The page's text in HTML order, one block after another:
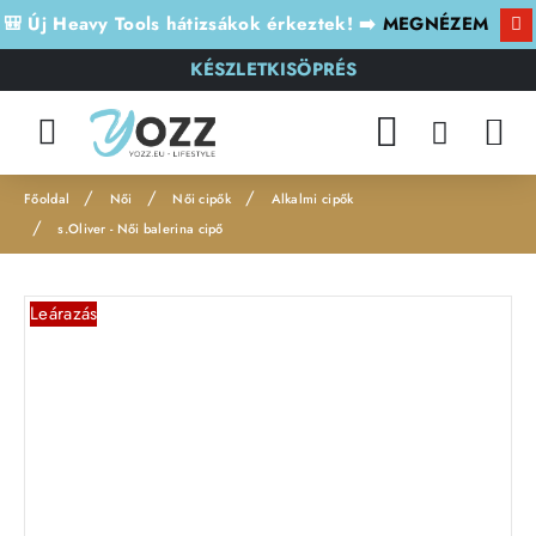
🎒 Új Heavy Tools hátizsákok érkeztek! ➡️ MEGNÉZEM
KÉSZLETKISÖPRÉS
o
Női Női cipők
Alkalmi cipők
s.Oliver - Női balerina cipő
Leárazás